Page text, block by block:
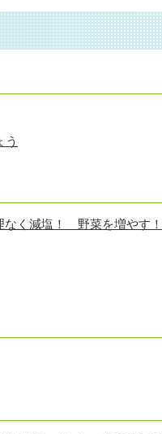
う
く減塩！ 野菜を増やす！